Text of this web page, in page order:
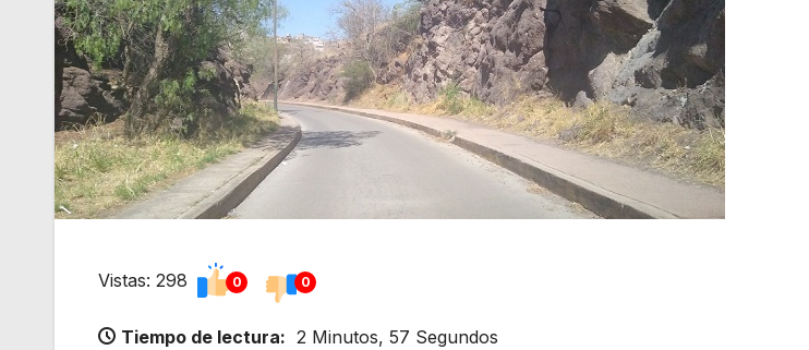
Vistas: 298 0 0
Tiempo de lectura: 2 Minutos, 57 Segundos